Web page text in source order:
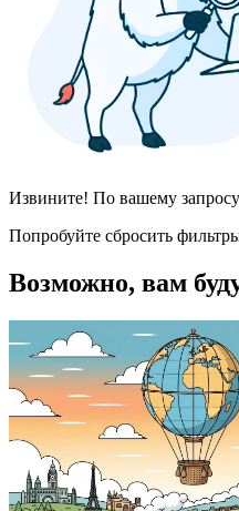
Извините! По вашему
Попробуйте сбросить
Возможно, вам